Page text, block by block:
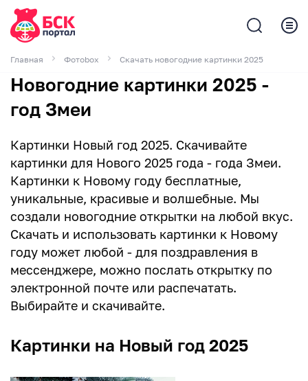
Главная Фотоbox Скачать новогодние картинки 2025
Новогодние картинки 2025 -
год Змеи
Картинки Новый год 2025. Скачивайте
картинки для Нового 2025 года - года Змеи.
Картинки к Новому году бесплатные,
уникальные, красивые и волшебные. Мы
создали новогодние открытки на любой вкус.
Скачать и использовать картинки к Новому
году может любой - для поздравления в
мессенджере, можно послать открытку по
электронной почте или распечатать.
Выбирайте и скачивайте.
Картинки на Новый год 2025